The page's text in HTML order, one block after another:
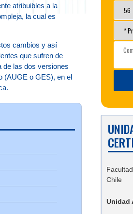
atribuibles a la
la cual es
cambios y así
que sufren de
de las dos versiones
(AUGE o GES), en el
Chile
Unidad